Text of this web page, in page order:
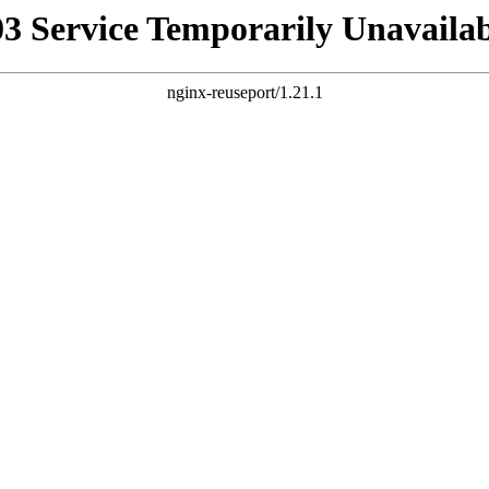
Service Temporarily
nginx-reuseport/1.21.1